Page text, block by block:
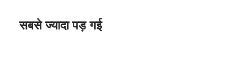
सबसे ज्यादा पड़ गई